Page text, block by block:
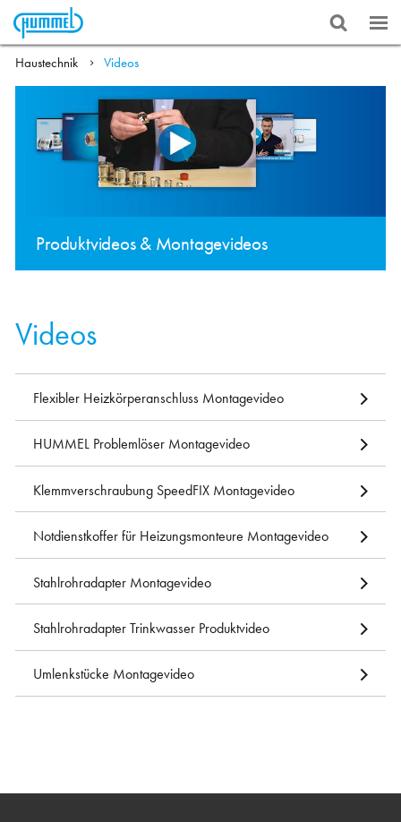
Haustechnik Videos
Produktvideos & Montagevideos
Videos
Flexibler Heizkörperanschluss Montagevideo
HUMMEL Problemlöser Montagevideo
Klemmverschraubung SpeedFIX Montagevideo
Notdienstkoffer für Heizungsmonteure Montagevideo
Stahlrohradapter Montagevideo
Stahlrohradapter Trinkwasser Produktvideo
Umlenkstücke Montagevideo